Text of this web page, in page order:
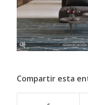
Compartir esta